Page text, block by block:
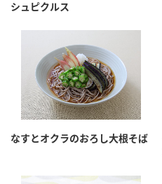
シュピクルス
なすとオクラのおろし大根そば